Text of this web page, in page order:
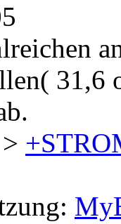
31,6
>